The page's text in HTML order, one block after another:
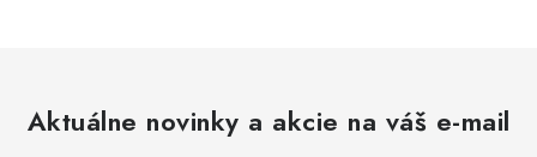
Aktuálne novinky a akcie na váš e-mail